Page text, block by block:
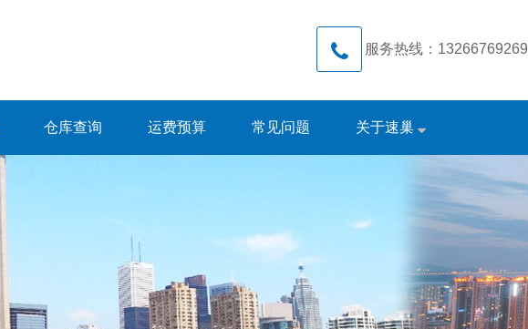
服务热线：13266769269
仓库查询 运费预算 常见问题 关于速巢